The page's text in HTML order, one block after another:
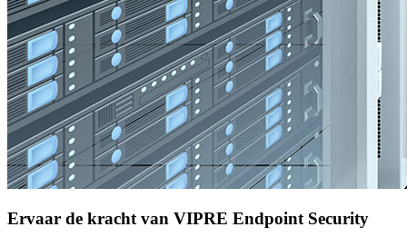
Ervaar de kracht van VIPRE Endpoint Security